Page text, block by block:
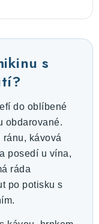
s
do oblíbené
obdarované.
kávová
posedí u vína,
ráda
po potisku s